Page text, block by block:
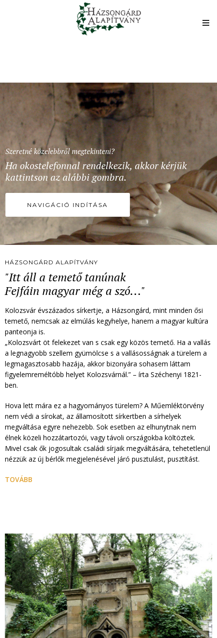
Szeretné közelebbről megtekinteni?
Ha okostelefonnal rendelkezik, akkor kérjük
kattintson az alábbi gombra.
NAVIGÁCIÓ INDÍTÁSA
HÁZSONGÁRD ALAPÍTVÁNY
"Itt áll a temető tanúnak
Fejfáin magyar még a szó..."
Kolozsvár évszázados sírkertje, a Házsongárd, mint minden ősi
temető, nemcsak az elmúlás kegyhelye, hanem a magyar kultúra
panteonja is.
„Kolozsvárt öt felekezet van s csak egy közös temető. Ha a vallás
a legnagyobb szellem gyümölcse s a vallásosságnak a türelem a
legmagasztosabb hazája, akkor bizonyára sohasem láttam
figyelemreméltóbb helyet Kolozsvárnál.” – írta Széchenyi 1821-
ben.
Hova lett mára ez a hagyományos türelem? A Műemléktörvény
nem védi a sírokat, az államosított sírkertben a sírhelyek
megváltása egyre nehezebb. Sok esetben az elhunytnak nem
élnek közeli hozzátartozói, vagy távoli országokba költöztek.
Mivel csak ők jogosultak családi sírjaik megváltására, tehetetlenül
nézzük az új bérlők megjelenésével járó pusztulást, pusztítást.
TOVÁBB